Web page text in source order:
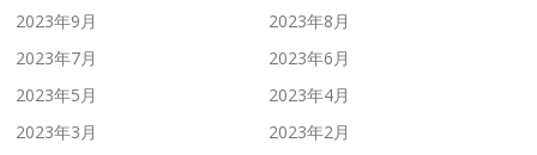
2023年9月
2023年8月
2023年7月
2023年6月
2023年5月
2023年4月
2023年3月
2023年2月